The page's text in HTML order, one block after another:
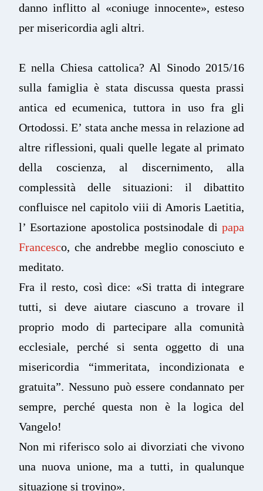
danno inflitto al «coniuge innocente», esteso
per misericordia agli altri.
E nella Chiesa cattolica? Al Sinodo 2015/16
sulla famiglia è stata discussa questa prassi
antica ed ecumenica, tuttora in uso fra gli
Ortodossi. E’ stata anche messa in relazione ad
altre riflessioni, quali quelle legate al primato
della coscienza, al discernimento, alla
complessità delle situazioni: il dibattito
confluisce nel capitolo viii di Amoris Laetitia,
l’ Esortazione apostolica postsinodale di papa
Francesco, che andrebbe meglio conosciuto e
meditato.
Fra il resto, così dice: «Si tratta di integrare
tutti, si deve aiutare ciascuno a trovare il
proprio modo di partecipare alla comunità
ecclesiale, perché si senta oggetto di una
misericordia “immeritata, incondizionata e
gratuita”. Nessuno può essere condannato per
sempre, perché questa non è la logica del
Vangelo!
Non mi riferisco solo ai divorziati che vivono
una nuova unione, ma a tutti, in qualunque
situazione si trovino».